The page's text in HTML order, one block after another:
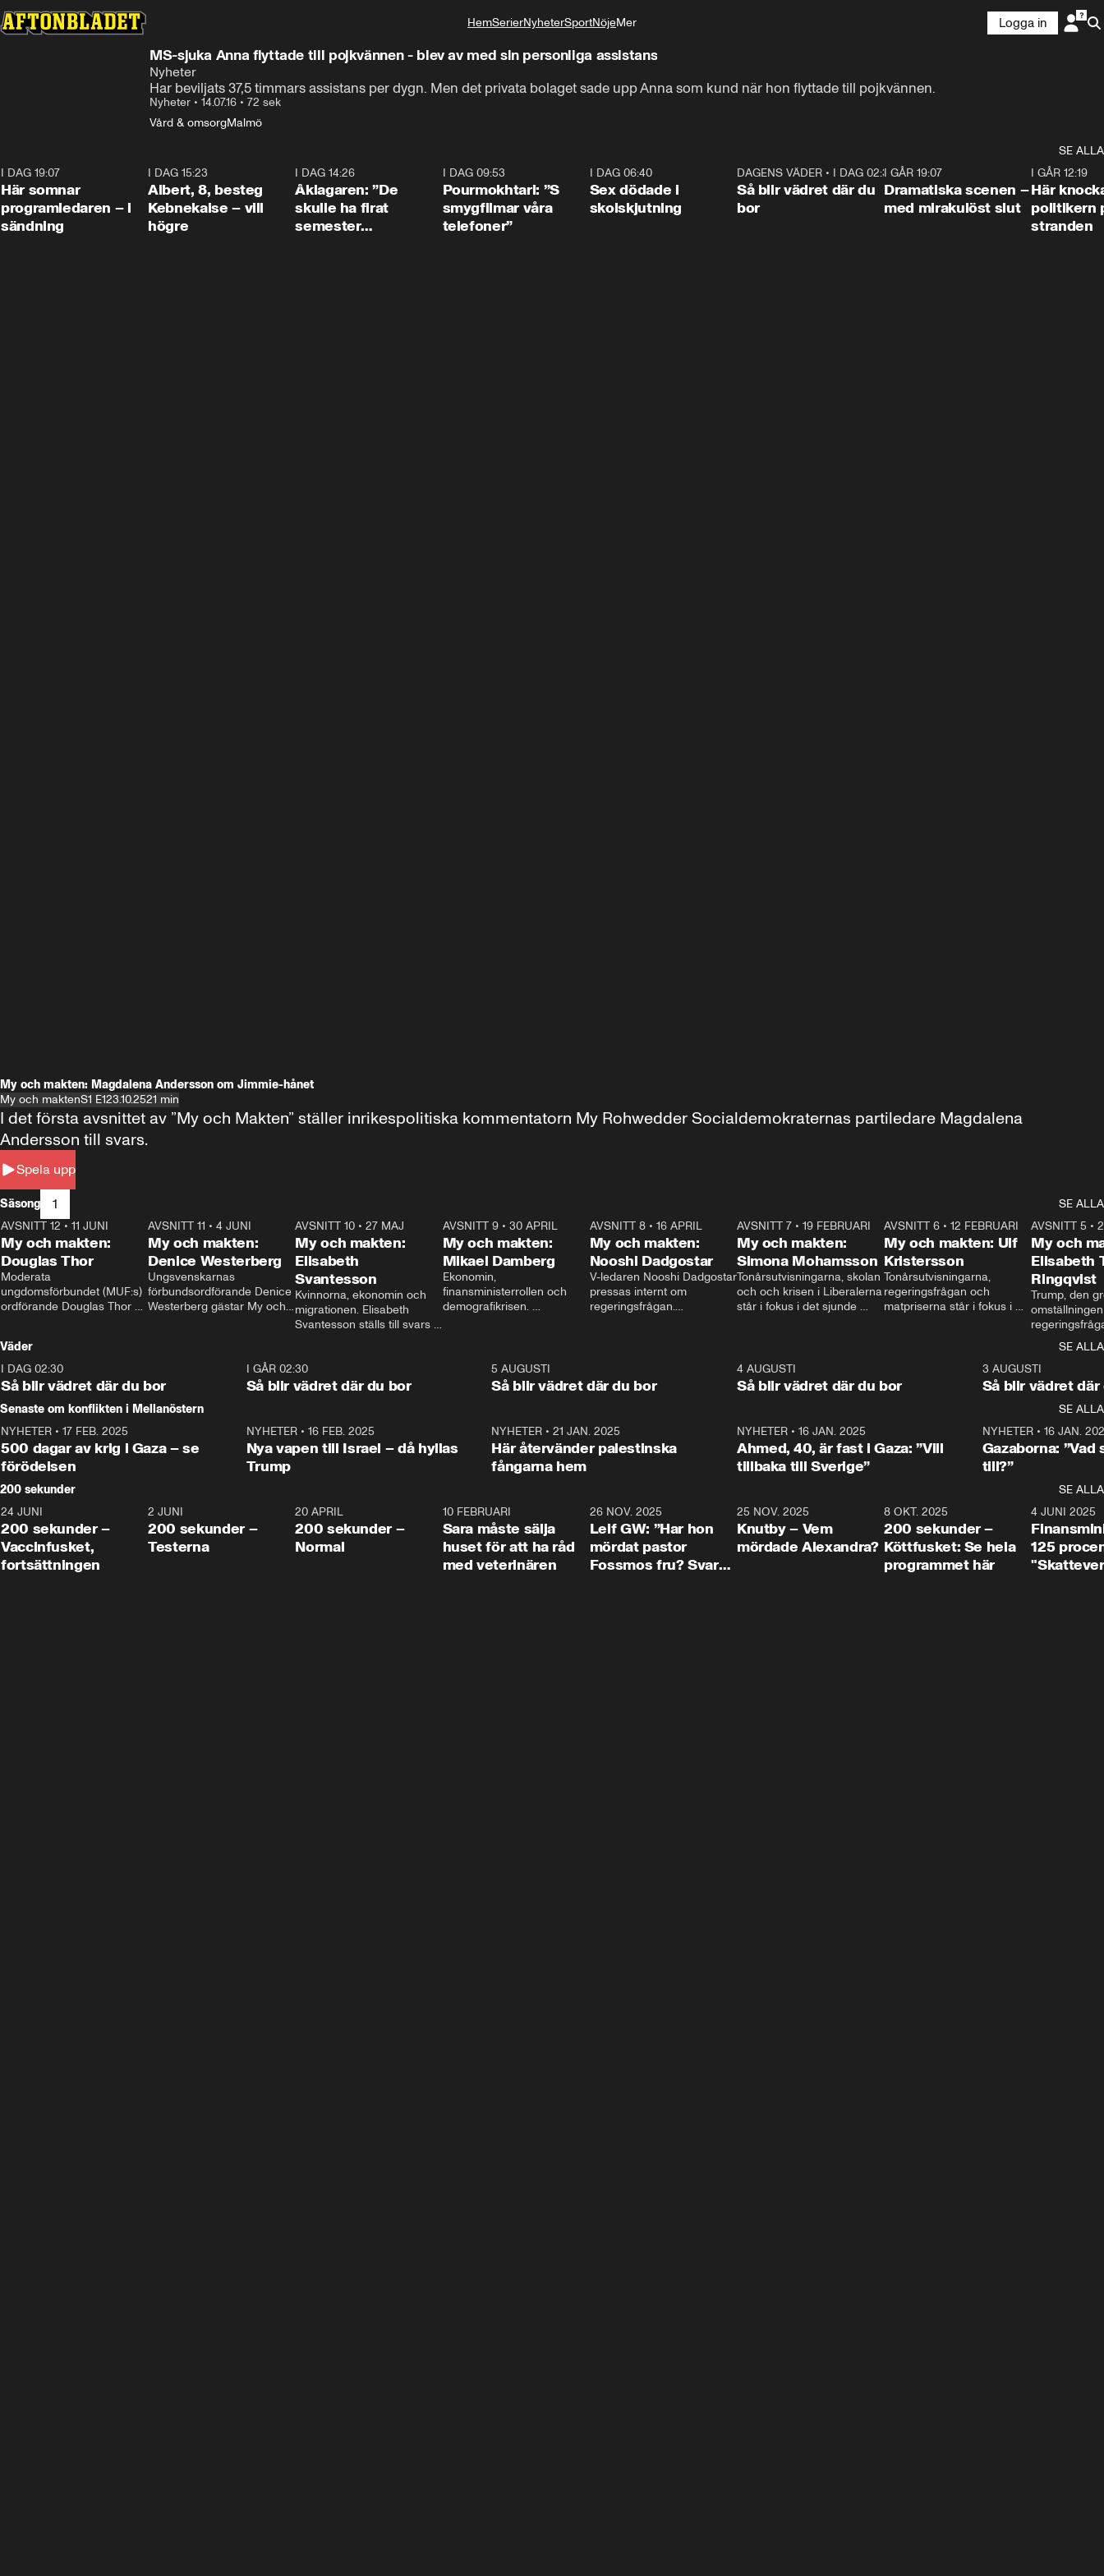
HemSerierNyheterSportNöjeMer
Livsstil
Logga in
MS-sjuka Anna flyttade till pojkvännen - blev av med sin personliga assistans
Nyheter
Har beviljats 37,5 timmars assistans per dygn. Men det privata bolaget sade upp Anna som kund när hon flyttade till pojkvännen.
Nyheter • 14.07.16 • 72 sek
Vård & omsorgMalmö
SE ALLA
I DAG 19:07
Här somnar
programledaren – i
sändning
I DAG 15:23
Albert, 8, besteg
Kebnekaise – vill
högre
I DAG 14:26
Åklagaren: ”De
skulle ha firat
semester
I DAG 09:53
Pourmokhtari: ”S
smygfilmar våra
telefoner”
I DAG 06:40
Sex dödade i
skolskjutning
1:06
DAGENS VÄDER• I DAG 02:30
Så blir vädret där du
bor
I GÅR 19:07
Dramatiska scenen –
med mirakulöst slut
I GÅR 12:19
Här
politikern
stranden
My och makten: Magdalena Andersson om Jimmie-hånet
My och maktenS1 E123.10.2521 min
Spela upp
I det första avsnittet av ”My och Makten” ställer inrikespolitiska kommentatorn My Rohwedder Socialdemokraternas partiledare Magdalena
Andersson till svars.
Säsong 1
SE ALLA
26:27
AVSNITT 12 • 11 JUNI
My och makten:
Douglas Thor
Moderata
ungdomsförbundet (MUF:s)
ordförande Douglas Thor
tonårsutvisningarna och hur
Moderaterna ska locka
väljare till valet i höst.
23:40
AVSNITT 11 •4 JUNI
My och makten:
Denice Westerberg
Ungsvenskarnas
förbundsordförande Denice
Westerberg gästar My och
AVSNITT 10 •27 MAJ
My och makten:
Elisabeth
Svantesson
Kvinnorna, ekonomin och
migrationen. Elisabeth
Svantesson ställs till svars
AVSNITT 9• 30 APRIL
My och makten:
Mikael Damberg
Ekonomin,
finansministerrollen och
demografikrisen.
och Makten.
AVSNITT 8• 16 APRIL
My och makten:
Nooshi Dadgostar
V-ledaren Nooshi Dadgostar
pressas internt om
regeringsfrågan.
– Vi ställer upp i val. Ska vi
vara med så sitter vi förstås
24:30
AVSNITT 7• 19 FEBRUARI
My och makten:
Simona Mohamsson
Tonårsutvisningarna, skolan
och och krisen i Liberalerna
står i fokus i det sjunde
kommentator My
Rohwedder ställer
utbildnings- och
Mohamsson till svars.
27:30
AVSNITT 6 •12 FEBRUARI
My och makten: Ulf
Kristersson
Tonårsutvisningarna,
regeringsfrågan och
matpriserna står i fokus i
Rohwedder ställer
statsminister Ulf Kristersson
AVSNITT 5 •
My och
Elisabeth
Ringqvist
Trump, den
centrum i
avsnittet av
Makten”. Se
Aftonbladets
Rohwedder
Thand Ring
Väder
SE ALLA
I DAG 02:30
Så blir vädret där du bor
1:06
I GÅR 02:30
Så blir vädret där du bor
5 AUGUSTI
Så blir vädret där du bor
4 AUGUSTI
Så blir vädret där du bor
3 AUGUSTI
Så blir vädret där
Senaste om konflikten i Mellanöstern
SE ALLA
NYHETER • 17 FEB. 2025
500 dagar av krig i Gaza – se
förödelsen
NYHETER• 16 FEB. 2025
Nya vapen till Israel – då hyllas
Trump
NYHETER •21 JAN. 2025
Här återvänder palestinska
fångarna hem
NYHETER• 16 JAN. 2025
Ahmed, 40, är fast i Gaza: ”Vill
tillbaka till Sverige”
NYHETER• 16 JAN.
Gazaborna:
till?”
200 sekunder
SE ALLA
5:00
24 JUNI
200 sekunder –
Vaccinfusket,
fortsättningen
4:23
2 JUNI
200 sekunder –
Testerna
20 APRIL
200 sekunder –
Normal
10 FEBRUARI
Sara måste sälja
huset för att ha råd
med veterinären
26 NOV. 2025
Leif GW: ”Har hon
mördat pastor
Fossmos fru? Svar
31:05
25 NOV. 2025
Knutby – Vem
mördade Alexandra?
4:29
8 OKT. 2025
200 sekunder –
Köttfusket: Se hela
programmet här
4 JUNI 2025
125